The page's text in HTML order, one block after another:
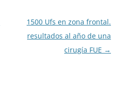
1500 Ufs en zona frontal.
resultados al año de una
cirugía FUE →